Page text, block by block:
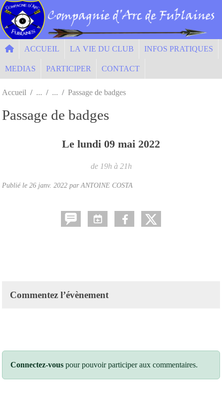
ACCUEIL LA VIE DU CLUB INFOS PRATIQUES
MEDIAS PARTICIPER CONTACT
Accueil Passage de badges
Passage de badges
Le lundi 09 mai 2022
de 19h à 21h
Publié le 26 janv. 2022 par ANTOINE COSTA
Commentez l’évènement
Connectez-vous pour pouvoir participer aux commentaires.
Panneau de gestion des cookies